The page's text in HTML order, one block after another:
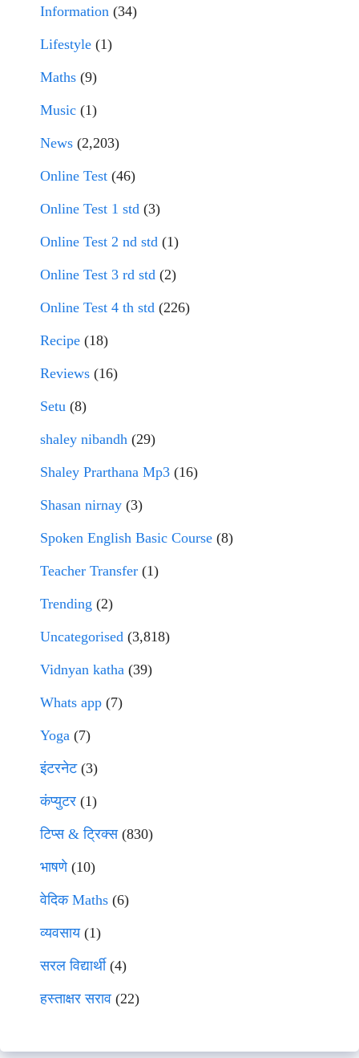
Information (34)
Lifestyle (1)
Maths (9)
Music (1)
News (2,203)
Online Test (46)
Online Test 1 std (3)
Online Test 2 nd std (1)
Online Test 3 rd std (2)
Online Test 4 th std (226)
Recipe (18)
Reviews (16)
Setu (8)
shaley nibandh (29)
Shaley Prarthana Mp3 (16)
Shasan nirnay (3)
Spoken English Basic Course (8)
Teacher Transfer (1)
Trending (2)
Uncategorised (3,818)
Vidnyan katha (39)
Whats app (7)
Yoga (7)
इंटरनेट(3)
कंप्युटर (1)
टिप्स & ट्रिक्स(830)
भाषणे(10)
वेदिक Maths (6)
व्यवसाय(1)
सरल विद्यार्थी(4)
हस्ताक्षर सराव (22)